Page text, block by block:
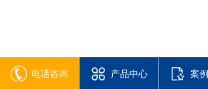
电话咨询 产品中心 案